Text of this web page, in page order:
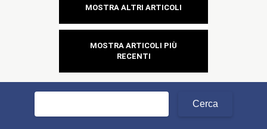
articoli
MOSTRA ALTRI ARTICOLI
MOSTRA ARTICOLI PIÙ
RECENTI
Ricerca